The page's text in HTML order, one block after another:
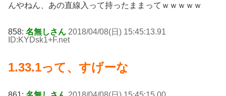
んやねん、あの直線入って持ったままってｗｗｗｗｗ
858: 名無しさん 2018/04/08(日) 15:45:13.91
ID:KYDsk1+F.net
1.33.1って、すげーな